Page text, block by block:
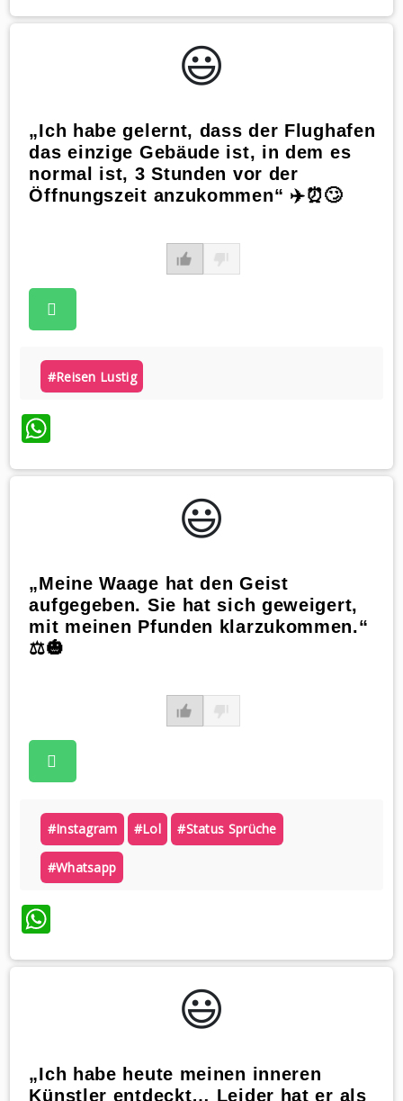
😃️
„Ich habe gelernt, dass der Flughafen
das einzige Gebäude ist, in dem es
normal ist, 3 Stunden vor der
Öffnungszeit anzukommen“ ✈️⏰🙄
#reisen Lustig
WhatsApp
😃️
„Meine Waage hat den Geist
aufgegeben. Sie hat sich geweigert,
mit meinen Pfunden klarzukommen.“
⚖️🎃
#instagram #lol #status Sprüche
#whatsapp
WhatsApp
😃️
„Ich habe heute meinen inneren
Künstler entdeckt… Leider hat er als